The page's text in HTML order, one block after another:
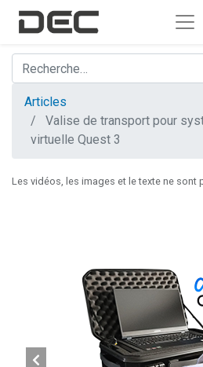
Articles
Valise de transport pour
virtuelle Quest 3
Les vidéos, les images et le texte ne sont